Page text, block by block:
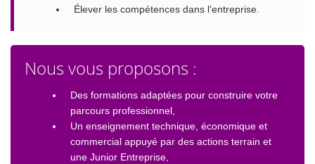
Élever les compétences dans l'entreprise.
Nous vous proposons :
Des formations adaptées pour construire votre
parcours professionnel,
Un enseignement technique, économique et
commercial appuyé par des actions terrain et
une Junior Entreprise,